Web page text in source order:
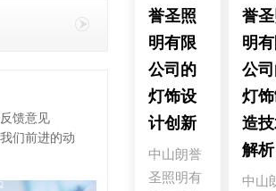
馈意见
们前进的动
誉圣照
明有限
公司的
灯饰设
计创新
中山朗誉
圣照明有
誉
明
公
灯
造
解析
中山